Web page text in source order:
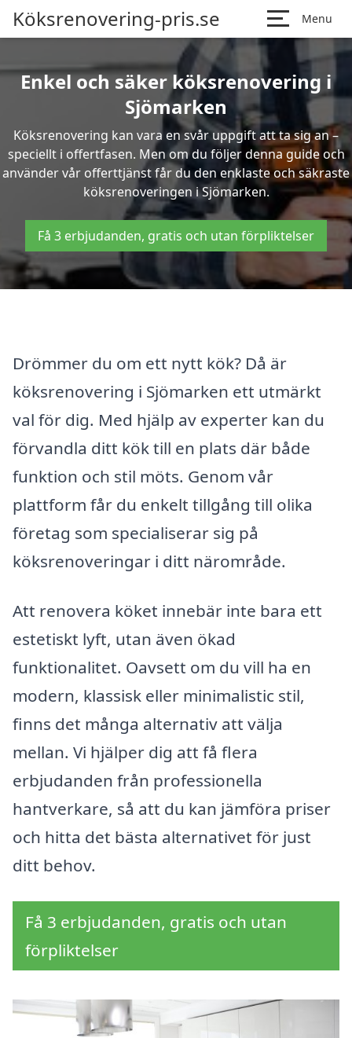
Köksrenovering-pris.se Menu
Enkel och säker köksrenovering i
Sjömarken
Köksrenovering kan vara en svår uppgift att ta sig an –
speciellt i offertfasen. Men om du följer denna guide och
använder vår offerttjänst får du den enklaste och säkraste
köksrenoveringen i Sjömarken.
Få 3 erbjudanden, gratis och utan förpliktelser
Drömmer du om ett nytt kök? Då är
köksrenovering i Sjömarken ett utmärkt
val för dig. Med hjälp av experter kan du
förvandla ditt kök till en plats där både
funktion och stil möts. Genom vår
plattform får du enkelt tillgång till olika
företag som specialiserar sig på
köksrenoveringar i ditt närområde.
Att renovera köket innebär inte bara ett
estetiskt lyft, utan även ökad
funktionalitet. Oavsett om du vill ha en
modern, klassisk eller minimalistic stil,
finns det många alternativ att välja
mellan. Vi hjälper dig att få flera
erbjudanden från professionella
hantverkare, så att du kan jämföra priser
och hitta det bästa alternativet för just
ditt behov.
Få 3 erbjudanden, gratis och utan
förpliktelser